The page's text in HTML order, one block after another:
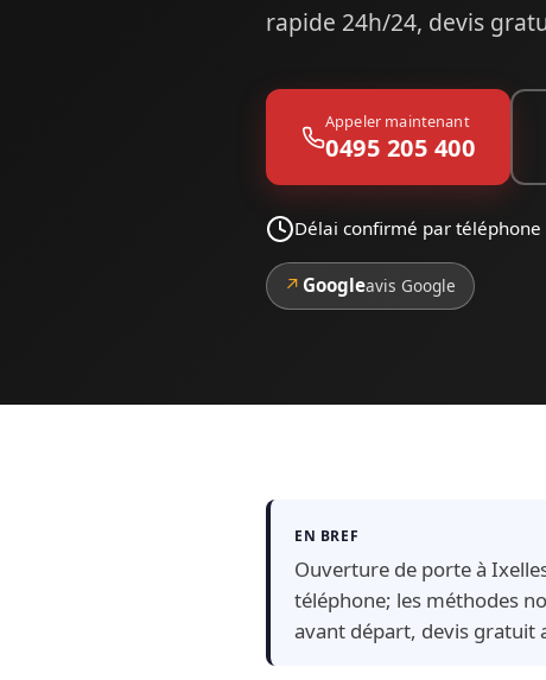
rapide 24h/24, devis
Appeler maintenant
0495 205 400
Délai confirmé par téléphone
↗ Googleavis Google
EN BREF
Ouverture de porte à
téléphone; les méthodes
avant départ, devis gratuit